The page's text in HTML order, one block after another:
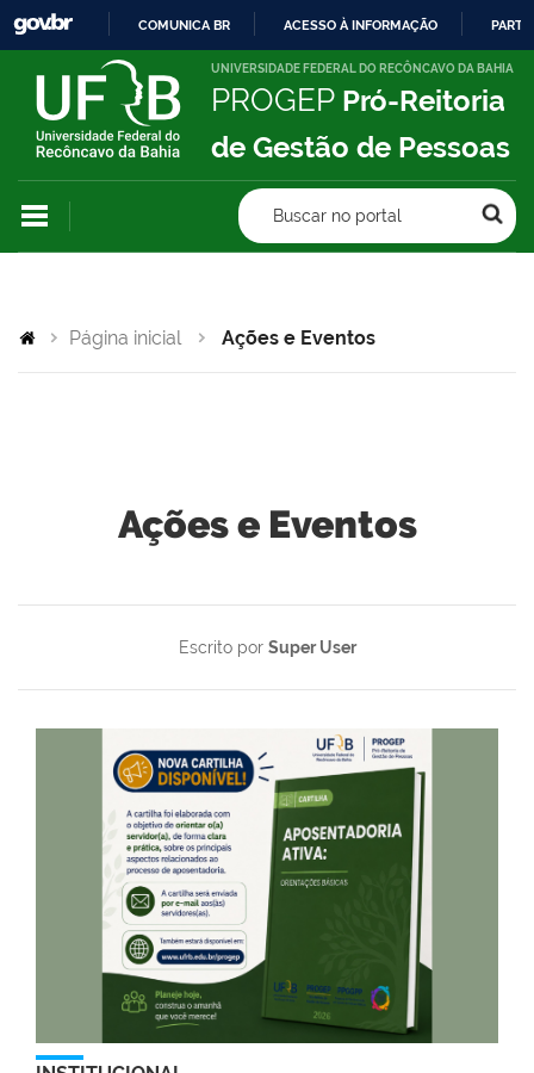
IR
PARA
CONTEÚDO
COMUNICA BR ACESSO À INFORMAÇÃO
UNIVERSIDADE FEDERAL DO RECÔNCAVO DA BAHIA
PROGEP Pró-Reitoria
de Gestão de Pessoas
Buscar no portal
Página inicial Ações e Eventos
Ações e Eventos
Escrito por Super User